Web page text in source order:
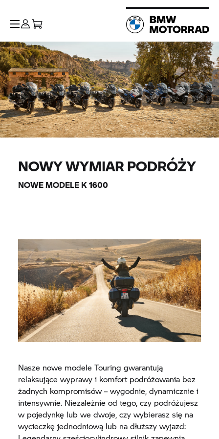
NOWY WYMIAR PODRÓŻY
NOWE MODELE K 1600
Nasze nowe modele Touring gwarantują
relaksujące wyprawy i komfort podróżowania bez
żadnych kompromisów – wygodnie, dynamicznie i
intensywnie. Niezależnie od tego, czy podróżujesz
w pojedynkę lub we dwoje, czy wybierasz się na
wycieczkę jednodniową lub na dłuższy wyjazd: